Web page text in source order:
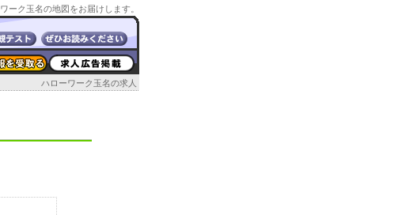
ーク玉名の地図をお届けします。
ハローワーク玉名の求人